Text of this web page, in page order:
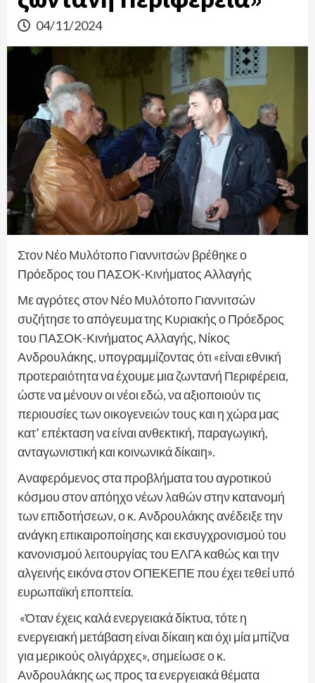
04/11/2024
Στον Νέο Μυλότοπο Γιαννιτσών βρέθηκε ο
Πρόεδρος του ΠΑΣΟΚ-Κινήματος Αλλαγής
Με αγρότες στον Νέο Μυλότοπο Γιαννιτσών
συζήτησε το απόγευμα της Κυριακής ο Πρόεδρος
του ΠΑΣΟΚ-Κινήματος Αλλαγής, Νίκος
Ανδρουλάκης, υπογραμμίζοντας ότι «είναι εθνική
προτεραιότητα να έχουμε μια ζωντανή Περιφέρεια,
ώστε να μένουν οι νέοι εδώ, να αξιοποιούν τις
περιουσίες των οικογενειών τους και η χώρα μας
κατ’ επέκταση να είναι ανθεκτική, παραγωγική,
ανταγωνιστική και κοινωνικά δίκαιη».
Αναφερόμενος στα προβλήματα του αγροτικού
κόσμου στον απόηχο νέων λαθών στην κατανομή
των επιδοτήσεων, ο κ. Ανδρουλάκης ανέδειξε την
ανάγκη επικαιροποίησης και εκσυγχρονισμού του
κανονισμού λειτουργίας του ΕΛΓΑ καθώς και την
αλγεινής εικόνα στον ΟΠΕΚΕΠΕ που έχει τεθεί υπό
ευρωπαϊκή εποπτεία.
«Όταν έχεις καλά ενεργειακά δίκτυα, τότε η
ενεργειακή μετάβαση είναι δίκαιη και όχι μία μπίζνα
για μερικούς ολιγάρχες», σημείωσε ο κ.
Ανδρουλάκης ως προς τα ενεργειακά θέματα